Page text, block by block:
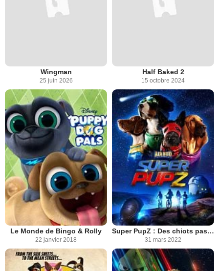
Wingman
25 juin 2026
Half Baked 2
15 octobre 2024
Le Monde de Bingo & Rolly
22 janvier 2018
Super PupZ : Des chiots pas comme les autres
31 mars 2022